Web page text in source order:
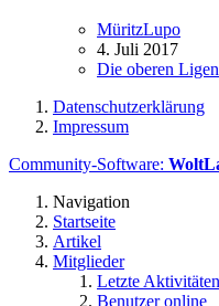
MüritzLupo
4. Juli 2017
Die oberen Ligen
Datenschutzerklärung
Impressum
Community-Software:
Navigation
Startseite
Artikel
Mitglieder
Letzte Aktivitäten
Benutzer online